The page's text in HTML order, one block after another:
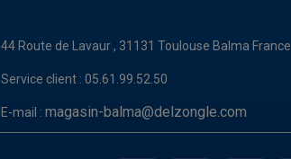
44 Route de Lavaur , 31131 Toulouse Balma France
Service client : 05.61.99.52.50
E-mail : magasin-balma@delzongle.com